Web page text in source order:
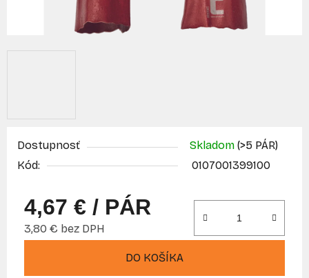
Dostupnosť Skladom (>5 PÁR)
Kód:
0107001399100
4,67 € / PÁR
3,80 € bez DPH
DO KOŠÍKA